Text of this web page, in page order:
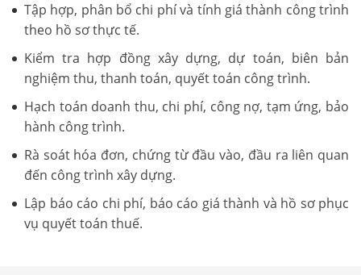
Tập hợp, phân bổ chi phí và tính giá thành công trình
theo hồ sơ thực tế.
Kiểm tra hợp đồng xây dựng, dự toán, biên bản
nghiệm thu, thanh toán, quyết toán công trình.
Hạch toán doanh thu, chi phí, công nợ, tạm ứng, bảo
hành công trình.
Rà soát hóa đơn, chứng từ đầu vào, đầu ra liên quan
đến công trình xây dựng.
Lập báo cáo chi phí, báo cáo giá thành và hồ sơ phục
vụ quyết toán thuế.